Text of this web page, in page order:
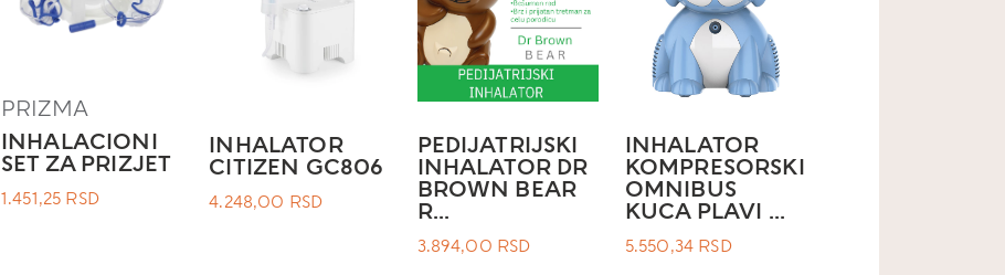
PRIZMA
INHALACIONI
SET ZA PRIZJET
1.451,25 RSD
INHALATOR
CITIZEN GC806
4.248,00 RSD
PEDIJATRIJSKI
INHALATOR DR
BROWN BEAR
R...
3.894,00 RSD
INHALATOR
KOMPRESORSKI
OMNIBUS
KUCA PLAVI ...
5.550,34 RSD